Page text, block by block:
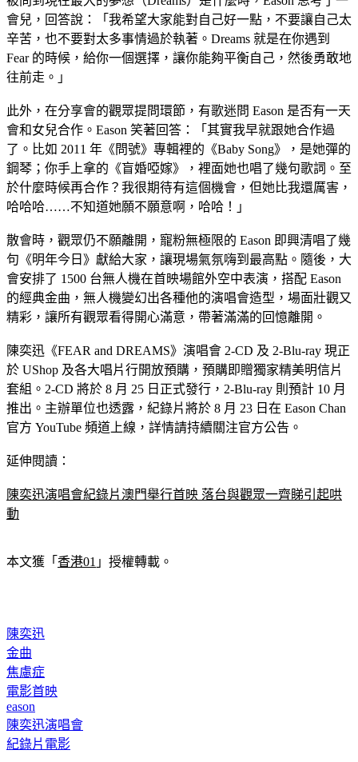
會兒，回答說：「我希望大家能對自己好一點，不要讓自己太
辛苦，也不要對太多事情過於執著。Dreams 就是在你遇到
Fear 的時候，給你一個選擇，讓你能夠平衡自己，然後勇敢地
往前走。」
此外，在分享會的觀眾提問環節，有歌迷問 Eason 是否有一天
會和女兒合作。Eason 笑著回答：「其實我早就跟她合作過
了。比如 2011 年《問號》專輯裡的《Baby Song》，是她彈的
鋼琴；你手上拿的《盲婚啞嫁》，裡面她也唱了幾句歌詞。至
於什麼時候再合作？我很期待有這個機會，但她比我還厲害，
哈哈哈……不知道她願不願意啊，哈哈！」
散會時，觀眾仍不願離開，寵粉無極限的 Eason 即興清唱了幾
句《明年今日》獻給大家，讓現場氣氛嗨到最高點。隨後，大
會安排了 1500 台無人機在首映場館外空中表演，搭配 Eason
的經典金曲，無人機變幻出各種他的演唱會造型，場面壯觀又
精彩，讓所有觀眾看得開心滿意，帶著滿滿的回憶離開。
陳奕迅《FEAR and DREAMS》演唱會 2-CD 及 2-Blu-ray 現正
於 UShop 及各大唱片行開放預購，預購即贈獨家精美明信片
套組。2-CD 將於 8 月 25 日正式發行，2-Blu-ray 則預計 10 月
推出。主辦單位也透露，紀錄片將於 8 月 23 日在 Eason Chan
官方 YouTube 頻道上線，詳情請持續關注官方公告。
延伸閱讀：
陳奕迅演唱會紀錄片澳門舉行首映 落台與觀眾一齊睇引起哄
動
本文獲「 香港01 」授權轉載。
陳奕迅
金曲
焦慮症
電影首映
eason
陳奕迅演唱會
紀錄片電影